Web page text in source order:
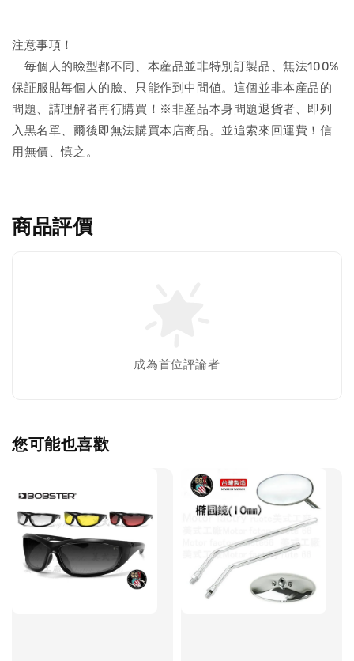
注意事項！
毎個人的瞼型都不同、本産品並非特別訂製品、無法100%
保証服貼毎個人的臉、只能作到中間値。這個並非本産品的
問題、請理解者再行購買！※非産品本身問題退貨者、即列
入黒名單、爾後即無法購買本店商品。並追索來回運費！信
用無價、慎之。
商品評價
成為首位評論者
您可能也喜歡